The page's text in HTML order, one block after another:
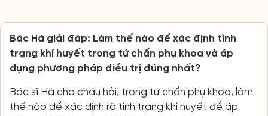
Bác Hà giải đáp: Làm thế nào để xác định tình
trạng khí huyết trong tứ chẩn phụ khoa và áp
dụng phương pháp điều trị đúng nhất?
Bác sĩ Hà cho cháu hỏi, trong tứ chẩn phụ khoa, làm
thế nào để xác định rõ tình trạng khí huyết để áp